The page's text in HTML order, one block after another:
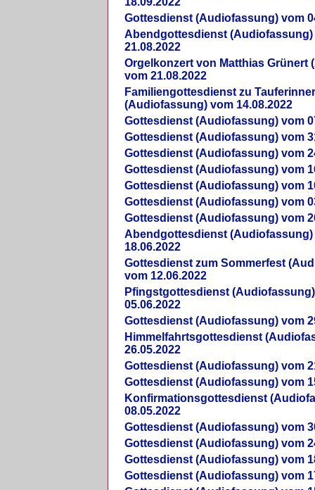
Gottesdienst (Audiofassung) vom
Abendgottesdienst (Audiofassung)
21.08.2022
Orgelkonzert von Matthias Grünert
vom 21.08.2022
Familiengottesdienst zu
(Audiofassung) vom 14.08.2022
Gottesdienst (Audiofassung) vom
Gottesdienst (Audiofassung) vom
Gottesdienst (Audiofassung) vom
Gottesdienst (Audiofassung) vom
Gottesdienst (Audiofassung) vom
Gottesdienst (Audiofassung) vom
Gottesdienst (Audiofassung) vom
Abendgottesdienst (Audiofassung)
18.06.2022
Gottesdienst zum Sommerfest
vom 12.06.2022
Pfingstgottesdienst
05.06.2022
Gottesdienst (Audiofassung) vom
Himmelfahrtsgottesdienst
26.05.2022
Gottesdienst (Audiofassung) vom
Gottesdienst (Audiofassung) vom
Konfirmationsgottesdienst
08.05.2022
Gottesdienst (Audiofassung) vom
Gottesdienst (Audiofassung) vom
Gottesdienst (Audiofassung) vom
Gottesdienst (Audiofassung) vom